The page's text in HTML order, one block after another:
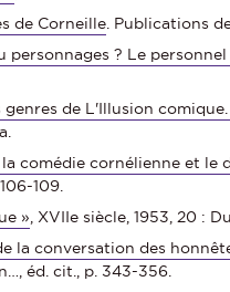
de Corneille . Publications
personnages ? Le
genres de L'Illusion
comédie cornélienne et le
109.
» , XVIIe siècle, 1953, 20 :
la conversation des
éd. cit., p. 343-356.